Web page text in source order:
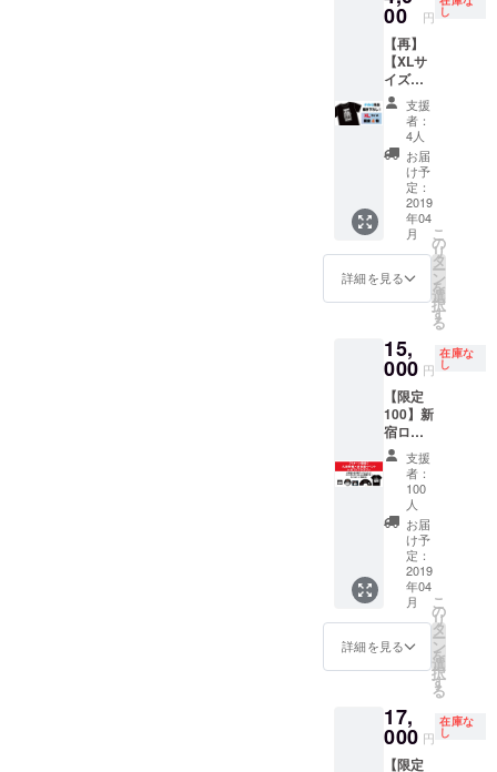
す。 ※
送料込
み
00 円 し
【再】
【XLサ
イズ】
ナカG先
生描き
下ろしT
シャツ
前回の
クラウ
ドファ
ンディ
ングの
在庫大
放出！
数量少
ないの
なしで
す。 ※
送料込
み
支援
者：
4人
お届
け予
定：
2019
年04
月
詳細を見る
こ
の
リ
タ
ー
ン
を
選
択
す
る
15,
000 円
在庫な
し
【限定
100】新
宿ロフ
トプラ
スワン
限定イ
ベント
ご招待&
新グッ
ズフル
コンプ
★久田
将義、
吉田豪
のサイ
チェキ
１枚付
き★ ・
支援
者：
100
人
お届
け予
定：
2019
年04
月
詳細を見る
こ
の
リ
タ
ー
ン
を
選
択
す
る
17,
000 円
在庫な
し
【限定